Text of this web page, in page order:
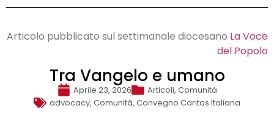
Articolo pubblicato sul settimanale diocesano La Voce
del Popolo
Tra Vangelo e umano
Aprile 23, 2026 Articoli, Comunità
advocacy, Comunità, Convegno Caritas Italiana